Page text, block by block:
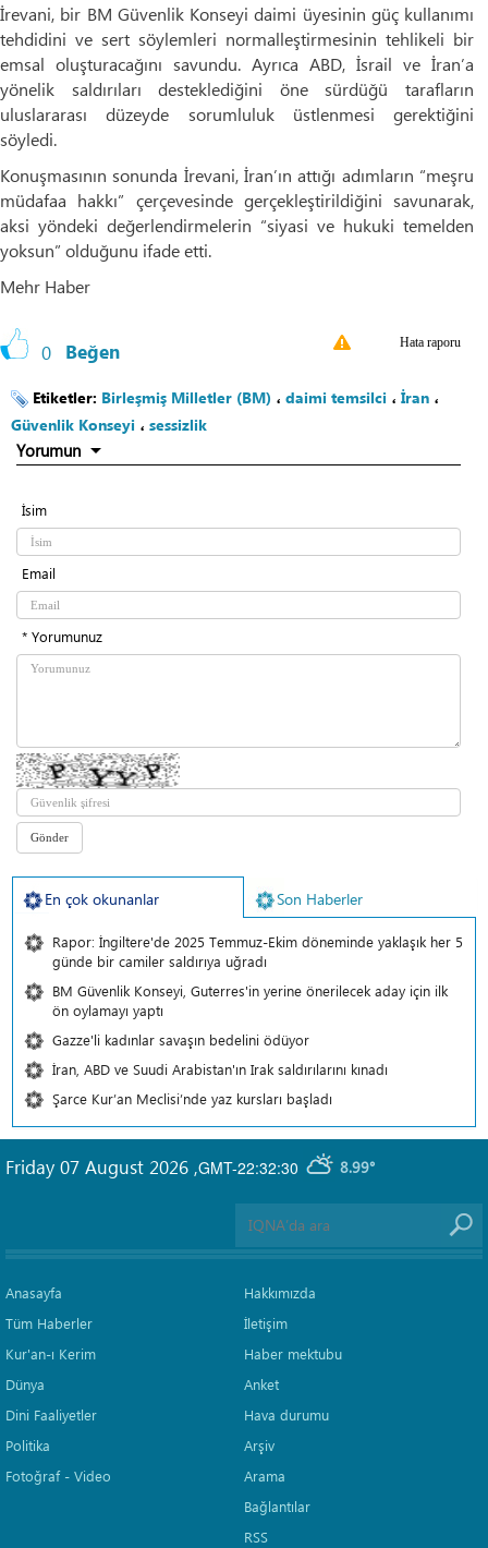
İrevani, bir BM Güvenlik Konseyi daimi üyesinin güç kullanımı
tehdidini ve sert söylemleri normalleştirmesinin tehlikeli bir
emsal oluşturacağını savundu. Ayrıca ABD, İsrail ve İran’a
yönelik saldırıları desteklediğini öne sürdüğü tarafların
uluslararası düzeyde sorumluluk üstlenmesi gerektiğini
söyledi.
Konuşmasının sonunda İrevani, İran’ın attığı adımların “meşru
müdafaa hakkı” çerçevesinde gerçekleştirildiğini savunarak,
aksi yöndeki değerlendirmelerin “siyasi ve hukuki temelden
yoksun” olduğunu ifade etti.
Mehr Haber
0 Beğen Hata raporu
Etiketler: Birleşmiş Milletler (BM) ، daimi temsilci ، İran ،
Güvenlik Konseyi ، sessizlik
Yorumun
İsim
Email
* Yorumunuz
En çok okunanlar Son Haberler
Rapor: İngiltere'de 2025 Temmuz-Ekim döneminde yaklaşık her 5
günde bir camiler saldırıya uğradı
BM Güvenlik Konseyi, Guterres'in yerine önerilecek aday için ilk
ön oylamayı yaptı
Gazze'li kadınlar savaşın bedelini ödüyor
İran, ABD ve Suudi Arabistan'ın Irak saldırılarını kınadı
Şarce Kur’an Meclisi’nde yaz kursları başladı
GMT-22:32:30 8.99°
Friday 07 August 2026 ,
Anasayfa
Tüm Haberler
Kur'an-ı Kerim
Dünya
Dini Faaliyetler
Politika
Fotoğraf - Video
Hakkımızda
İletişim
Haber mektubu
Anket
Hava durumu
Arşiv
Arama
Bağlantılar
RSS